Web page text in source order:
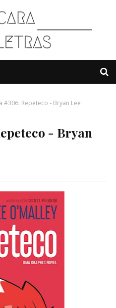
#306: Repeteco - Bryan Lee
- Bryan